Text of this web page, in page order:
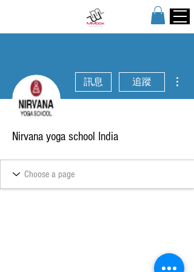
訊息 追蹤
Nirvana yoga school India